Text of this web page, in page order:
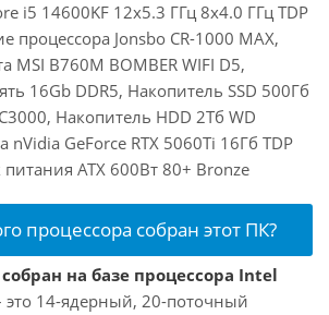
i5 14600KF 12x5.3 ГГц 8x4.0 ГГц TDP
процессора Jonsbo CR-1000 MAX,
MSI B760M BOMBER WIFI D5,
16Gb DDR5, Накопитель SSD 500Гб
Накопитель HDD 2Тб WD
nVidia GeForce RTX 5060Ti 16Гб TDP
ATX 600Вт 80+ Bronze
процессора собран этот ПК?
на базе процессора Intel
это 14-ядерный, 20-поточный